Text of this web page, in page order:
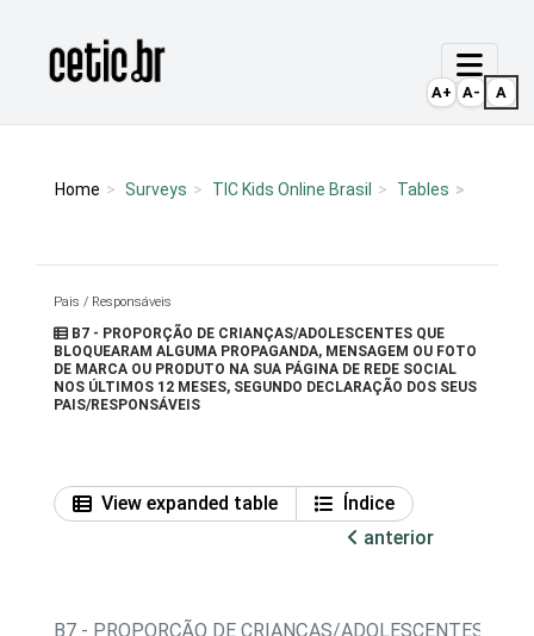
Página inicial
Home Surveys TIC Kids Online Brasil Tables
Pais / Responsáveis
B7 - PROPORÇÃO DE CRIANÇAS/ADOLESCENTES QUE
BLOQUEARAM ALGUMA PROPAGANDA, MENSAGEM OU FOTO
DE MARCA OU PRODUTO NA SUA PÁGINA DE REDE SOCIAL
NOS ÚLTIMOS 12 MESES, SEGUNDO DECLARAÇÃO DOS SEUS
PAIS/RESPONSÁVEIS
View expanded table
Índice
anterior
B7 - PROPORÇÃO DE CRIANÇAS/ADOLESCENTES QUE
A+ A- A